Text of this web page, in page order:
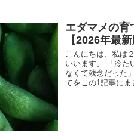
エダマメの育
【2026年最新
こんにちは、私は
いいます。 「冷た
なくて残念だった
てをこの1記事にま